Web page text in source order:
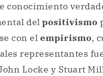
conocimiento
del positivismo
con el empirismo,
representantes
Locke y Stuart